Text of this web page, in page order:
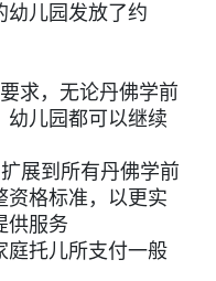
幼儿园发放了约
求，无论丹佛学前
幼儿园都可以继续
展到所有丹佛学前
资格标准，以更实
供服务
庭托儿所支付一般